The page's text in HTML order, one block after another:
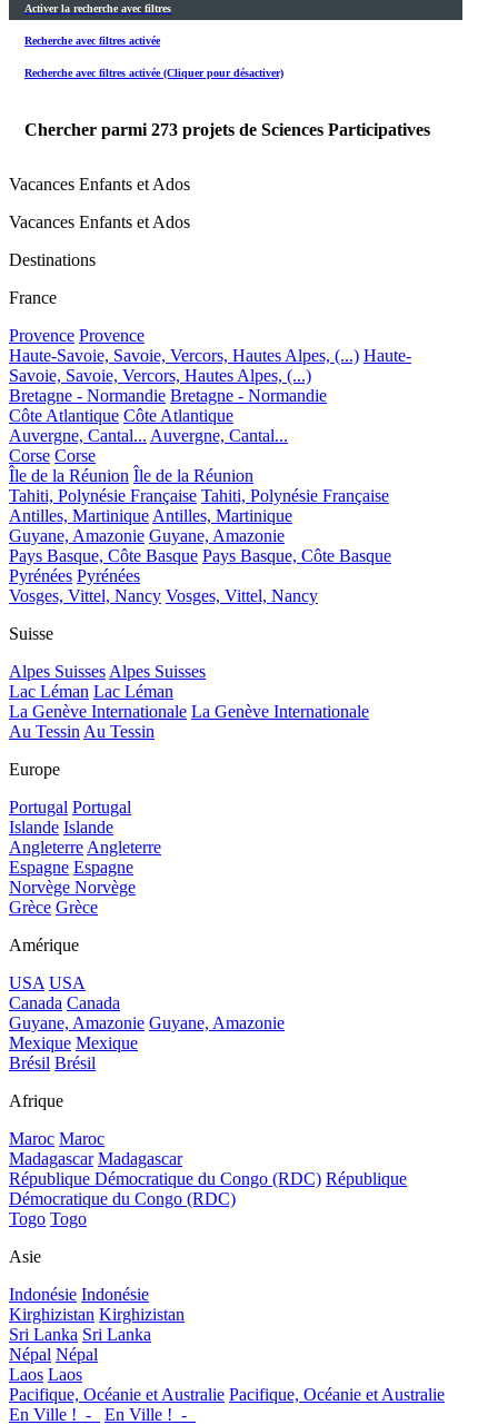
Activer la recherche avec filtres
Recherche avec filtres activée
Recherche avec filtres activée (Cliquer pour désactiver)
Chercher parmi 273 projets de Sciences Participatives
Vacances Enfants et Ados
Vacances Enfants et Ados
Destinations
France
Provence Provence
Haute-Savoie, Savoie, Vercors, Hautes Alpes, (...) Haute-
Savoie, Savoie, Vercors, Hautes Alpes, (...)
Bretagne - Normandie Bretagne - Normandie
Côte Atlantique Côte Atlantique
Auvergne, Cantal... Auvergne, Cantal...
Corse Corse
Île de la Réunion Île de la Réunion
Tahiti, Polynésie Française Tahiti, Polynésie Française
Antilles, Martinique Antilles, Martinique
Guyane, Amazonie Guyane, Amazonie
Pays Basque, Côte Basque Pays Basque, Côte Basque
Pyrénées Pyrénées
Vosges, Vittel, Nancy Vosges, Vittel, Nancy
Suisse
Alpes Suisses Alpes Suisses
Lac Léman Lac Léman
La Genève Internationale La Genève Internationale
Au Tessin Au Tessin
Europe
Portugal Portugal
Islande Islande
Angleterre Angleterre
Espagne Espagne
Norvège Norvège
Grèce Grèce
Amérique
USA USA
Canada Canada
Guyane, Amazonie Guyane, Amazonie
Mexique Mexique
Brésil Brésil
Afrique
Maroc Maroc
Madagascar Madagascar
République Démocratique du Congo (RDC) République
Démocratique du Congo (RDC)
Togo Togo
Asie
Indonésie Indonésie
Kirghizistan Kirghizistan
Sri Lanka Sri Lanka
Népal Népal
Laos Laos
Pacifique, Océanie et Australie Pacifique, Océanie et Australie
En Ville !_-_
En Ville !_-_